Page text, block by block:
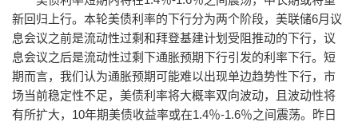
新回归上行。本轮美债利率的下行分为两个阶段，美联储6月议
息会议之前是流动性过剩和拜登基建计划受阻推动的下行，议
息会议之后是流动性过剩下通胀预期下行引发的利率下行。短
期而言，我们认为通胀预期可能难以出现单边趋势性下行，市
场当前稳定性不足，美债利率将大概率双向波动，且波动性将
有所扩大，10年期美债收益率或在1.4％-1.6％之间震荡。昨日